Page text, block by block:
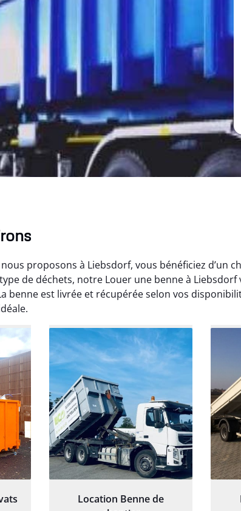
proposons à Liebsdorf, vous bénéficiez d’un
de déchets, notre Louer une benne à
benne est livrée et récupérée selon vos
Location Benne de
Aurélie Bonnet
21 juin 2024
Le service de terrassement
jardin à Var était
exceptionnel. L'équipe a
travaillé de manière efficace
et professionnelle, laissant
notre jardin impeccable et
prêt pour notre nouveau
paysager.